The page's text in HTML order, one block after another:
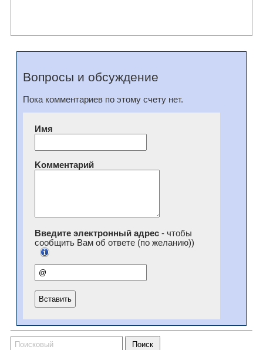
Вопросы и обсуждение
Пока комментариев по этому счету нет.
Имя
Kомментарий
Введите электронный адрес- чтобы
сообщить Вам об ответе (по желанию))